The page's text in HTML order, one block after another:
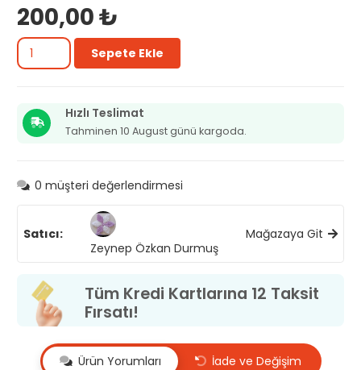
200,00₺
Fırfırlı
lif
Sepete Ekle
Hızlı Teslimat
Tahminen 10 August günü kargoda.
0 müşteri değerlendirmesi
Satıcı:
Zeynep Özkan Durmuş
Mağazaya Git
Tüm Kredi Kartlarına 12 Taksit
Fırsatı!
Ürün Yorumları İade ve Değişim